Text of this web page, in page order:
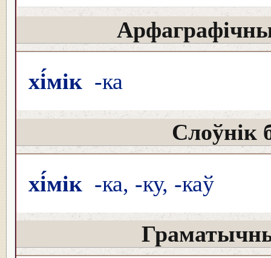
хі́мік -ка
Слоўнік
хі́мік -ка, -ку, -каў